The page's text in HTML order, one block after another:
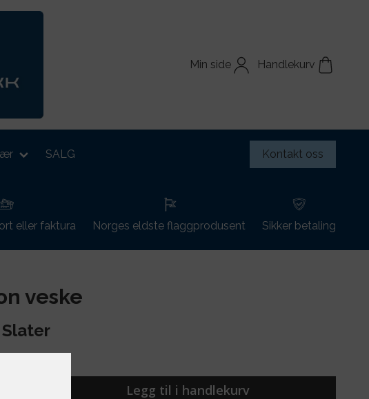
Min side Handlekurv
SALG Kontakt oss
eller faktura
Norges eldste flaggprodusent Sikker betaling
veske
Legg til i handlekurv